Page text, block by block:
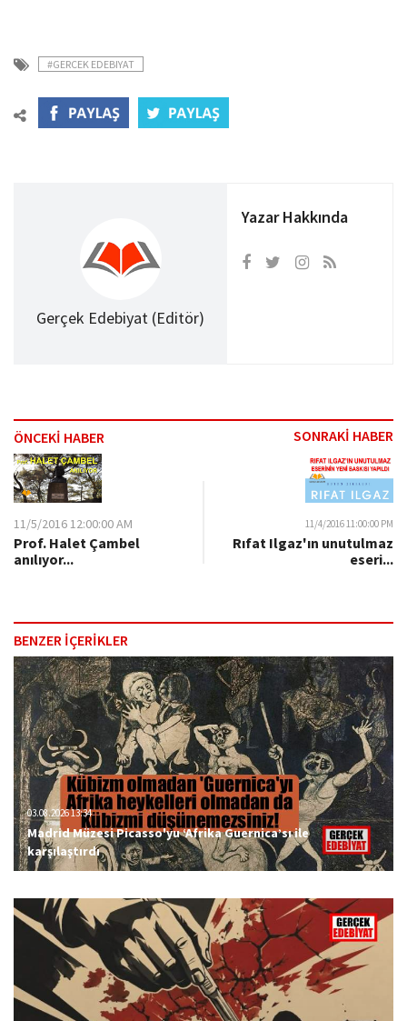
#GERCEK EDEBIYAT
Gerçek Edebiyat (Editör)
Yazar Hakkında
ÖNCEKİ HABER SONRAKİ HABER
11/5/2016 12:00:00 AM
Prof. Halet Çambel
anılıyor...
11/4/2016 11:00:00 PM
Rıfat Ilgaz'ın unutulmaz
eseri...
BENZER İÇERİKLER
03.08.2026 13:34
Madrid Müzesi Picasso'yu ‘Afrika Guernica’sı ile
karşılaştırdı